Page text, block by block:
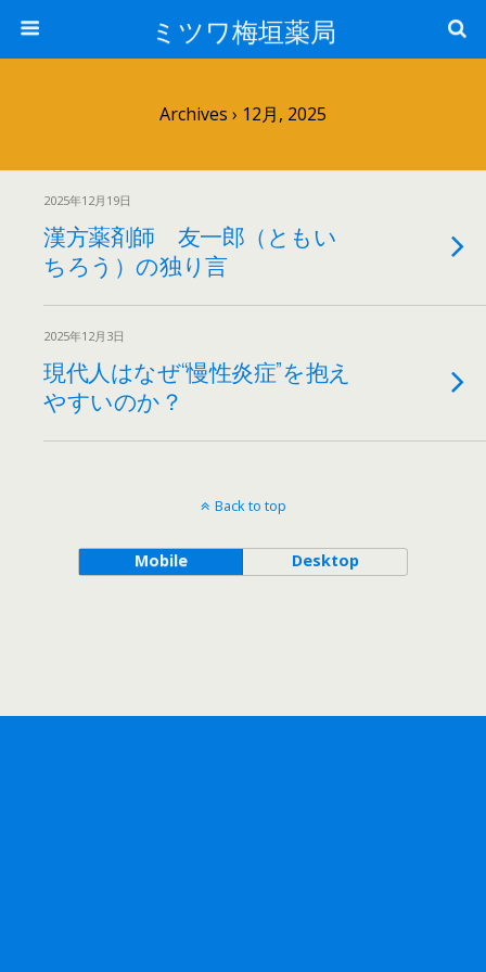
ミツワ梅垣薬局
Archives › 12月, 2025
2025年12月19日
漢方薬剤師 友一郎（ともい
ちろう）の独り言
2025年12月3日
現代人はなぜ“慢性炎症”を抱え
やすいのか？
Back to top
Mobile Desktop